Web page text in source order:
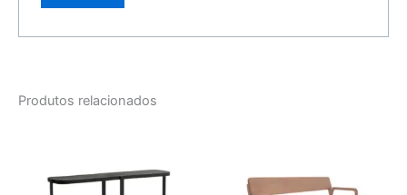
Produtos relacionados